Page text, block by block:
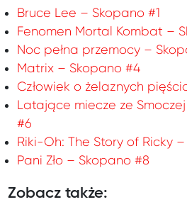
Bruce Lee – Skopano #1
Fenomen Mortal Kombat –
Noc pełna przemocy –
Matrix – Skopano #4
Człowiek o żelaznych
Latające miecze ze
#6
Riki-Oh: The Story of Ricky
Pani Zło – Skopano #8
Zobacz także: